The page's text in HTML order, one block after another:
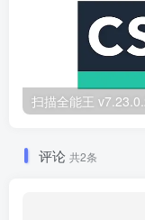
评论 共2条